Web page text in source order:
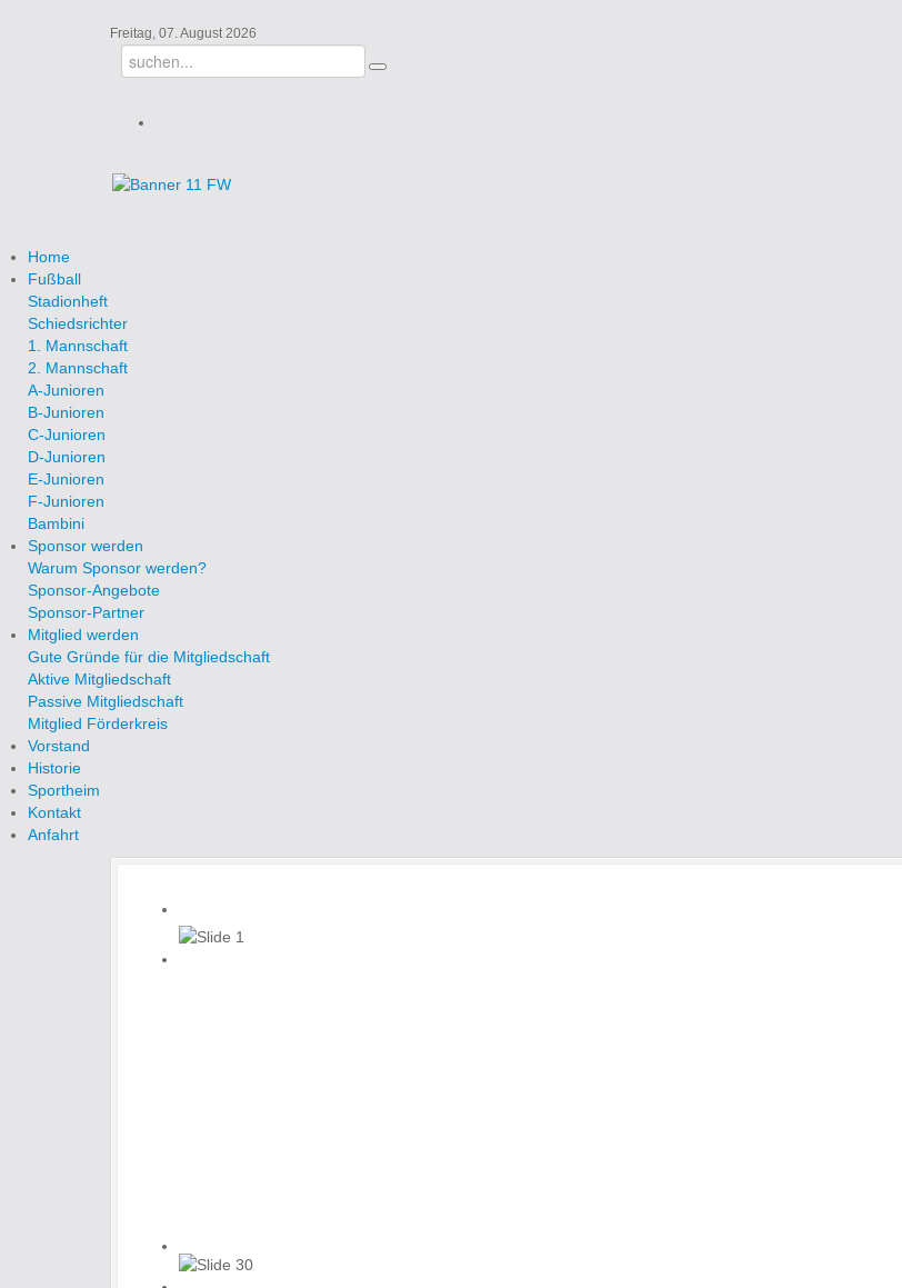
Freitag, 07. August 2026
Home
Fußball
Stadionheft
Schiedsrichter
1. Mannschaft
2. Mannschaft
A-Junioren
B-Junioren
C-Junioren
D-Junioren
E-Junioren
F-Junioren
Bambini
Sponsor werden
Warum Sponsor werden?
Sponsor-Angebote
Sponsor-Partner
Mitglied werden
Gute Gründe für die Mitgliedschaft
Aktive Mitgliedschaft
Passive Mitgliedschaft
Mitglied Förderkreis
Vorstand
Historie
Sportheim
Kontakt
Anfahrt